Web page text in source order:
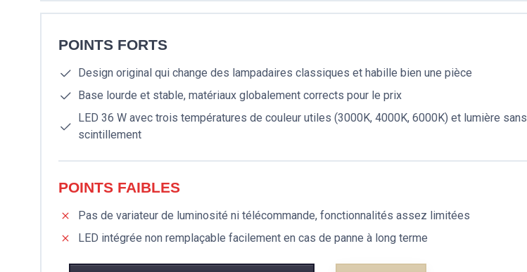
POINTS FORTS
Design original qui change des lampadaires classiques et habille bien une pièce
Base lourde et stable, matériaux globalement corrects pour le prix
LED 36 W avec trois températures de couleur utiles (3000K, 4000K, 6000K) et lumière sans
scintillement
POINTS FAIBLES
Pas de variateur de luminosité ni télécommande, fonctionnalités assez limitées
LED intégrée non remplaçable facilement en cas de panne à long terme